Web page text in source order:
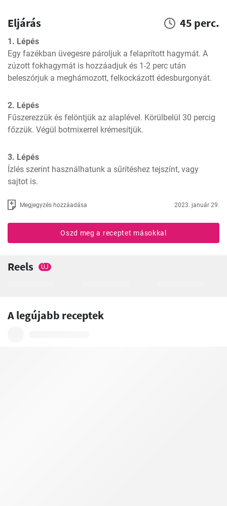
Eljárás 45 perc.
1. Lépés
Egy fazékban üvegesre pároljuk a felaprított hagymát. A
zúzott fokhagymát is hozzáadjuk és 1-2 perc után
beleszórjuk a meghámozott, felkockázott édesburgonyát.
2. Lépés
Fűszerezzük és felöntjük az alaplével. Körülbelül 30 percig
főzzük. Végül botmixerrel krémesítjük.
3. Lépés
Ízlés szerint használhatunk a sűrítéshez tejszínt, vagy
sajtot is.
Megjegyzés hozzáadása 2023. január 29.
Oszd meg a receptet másokkal
Reels ÚJ
A legújabb receptek